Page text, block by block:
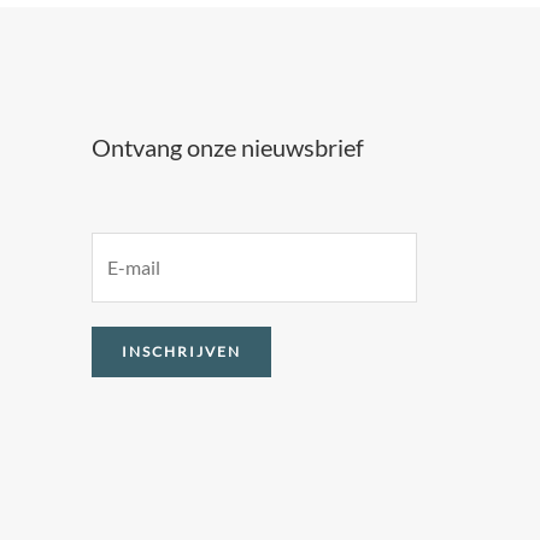
Ontvang onze nieuwsbrief
a
INSCHRIJVEN